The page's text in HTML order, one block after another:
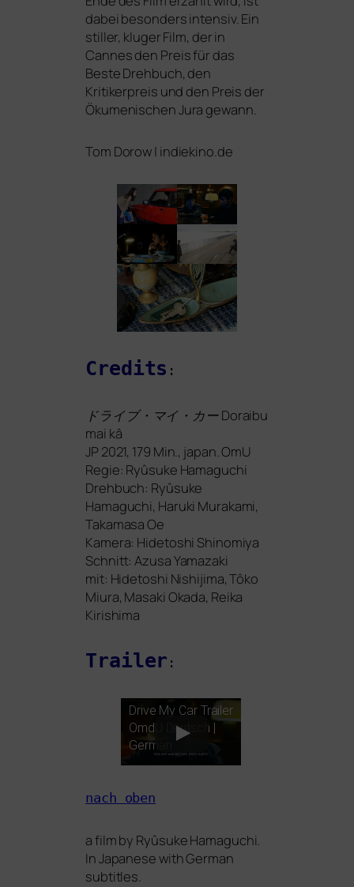
dabei beson­ders inten­siv. Ein
stil­ler, klu­ger Film, der in
Cannes den Preis für das
Beste Drehbuch, den
Kritikerpreis und den Preis der
Ökumenischen Jura gewann.
Tom Dorow | indiekino.de
Credits :
ドライブ・マイ・カー Doraibu
mai kâ
JP 2021, 179 Min., japan. OmU
Regie: Ryûsuke Hamaguchi
Drehbuch: Ryûsuke
Hamaguchi, Haruki Murakami,
Takamasa Oe
Kamera: Hidetoshi Shinomiya
Schnitt: Azusa Yamazaki
mit: Hidetoshi Nishijima, Tôko
Miura, Masaki Okada, Reika
Kirishima
Trailer :
Drive My Car Trailer
OmdU Deutsch |
German
nach oben
a film by Ryûsuke Hamaguchi.
In Japanese with German
subtitles.